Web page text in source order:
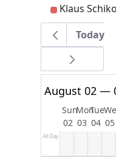
Klaus
Today
August 02 —
Sun
02
Mon
03
Tue
04 05
All Day
12am